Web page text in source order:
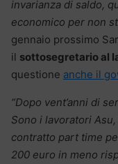
invarianza di saldo,
economico per non
gennaio prossimo
il sottosegretario al
questione anche il
“Dopo vent’anni di
Sono i lavoratori
contratto part time
200 euro in meno